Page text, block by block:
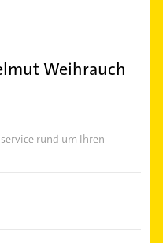
Weihrauch
rund um Ihren